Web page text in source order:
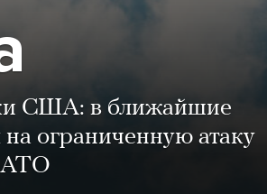
США: в ближайшие
ограниченную атаку